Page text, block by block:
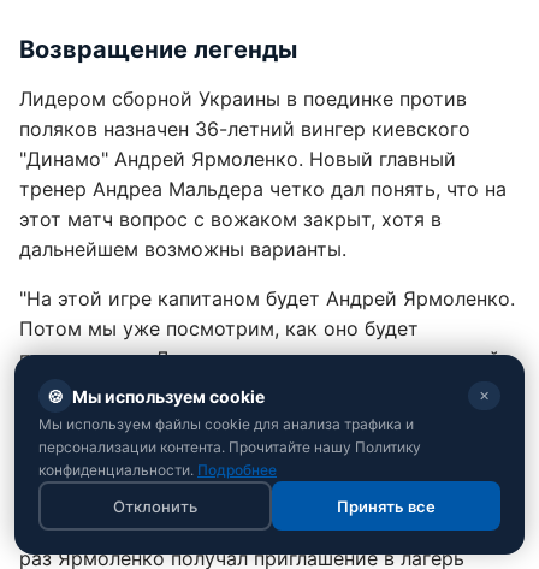
Возвращение легенды
Лидером сборной Украины в поединке против
поляков назначен 36-летний вингер киевского
"Динамо" Андрей Ярмоленко. Новый главный
тренер Андреа Мальдера четко дал понять, что на
этот матч вопрос с вожаком закрыт, хотя в
дальнейшем возможны варианты.
"На этой игре капитаном будет Андрей Ярмоленко.
Потом мы уже посмотрим, как оно будет
происходить. Для меня это не является основной
проблемой, ведь все футболисты ответственны.
Конечно, роль капитана важна. Это будет
Ярмоленко", - заявил тренер.
Для опытного полузащитника этот вызов в
сборную стал первым за более чем год. Последний
раз Ярмоленко получал приглашение в лагерь
🍪 Мы используем cookie ✕
Мы используем файлы cookie для анализа трафика и
персонализации контента. Прочитайте нашу Политику
конфиденциальности. Подробнее
Отклонить Принять все